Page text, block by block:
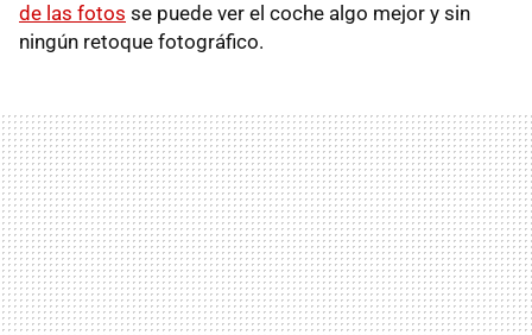
de las fotos se puede ver el coche algo mejor y sin
ningún retoque fotográfico.